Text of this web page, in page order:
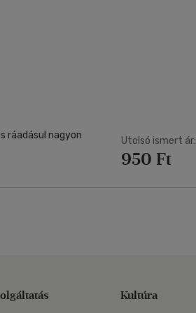
ráadásul nagyon Utolsó ismert ár:
950 Ft
Kultúra